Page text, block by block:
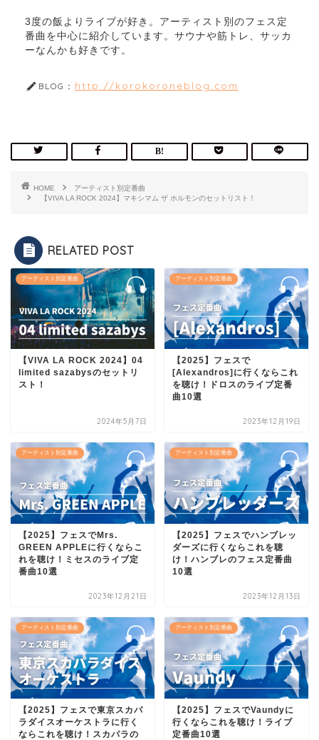
3度の飯よりライブが好き。アーティスト別のフェス定
番曲を中心に紹介しています。サウナや筋トレ、サッカ
ーなんかも好きです。
BLOG： http://korokoroneblog.com
HOME
アーティスト別定番曲
【VIVA LA ROCK 2024】マキシマム ザ ホルモンのセットリスト！
RELATED POST
アーティスト別定番曲
【VIVA LA ROCK 2024】04
limited sazabysのセットリ
スト！
2024年5月7日
アーティスト別定番曲
【2025】フェスで
[Alexandros]に行くならこれ
を聴け！ドロスのライブ定番
曲10選
2023年12月19日
アーティスト別定番曲
【2025】フェスでMrs.
GREEN APPLEに行くならこ
れを聴け！ミセスのライブ定
番曲10選
2023年12月21日
アーティスト別定番曲
【2025】フェスでハンブレッ
ダーズに行くならこれを聴
け！ハンブレのフェス定番曲
10選
2023年12月13日
アーティスト別定番曲
【2025】フェスで東京スカパ
ラダイスオーケストラに行く
ならこれを聴け！スカパラの
アーティスト別定番曲
【2025】フェスでVaundyに
行くならこれを聴け！ライブ
定番曲10選